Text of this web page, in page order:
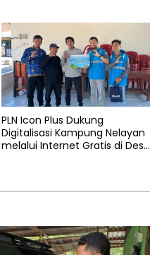
PLN Icon Plus Dukung
Digitalisasi Kampung Nelayan
melalui Internet Gratis di Desa